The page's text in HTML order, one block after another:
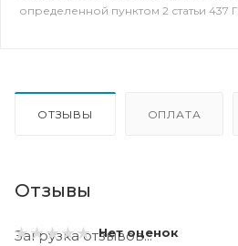
определенной пунктом 2 статьи 437
ОТЗЫВЫ ОПЛАТА
Отзывы
Нет оценок
Загрузка отзывов...